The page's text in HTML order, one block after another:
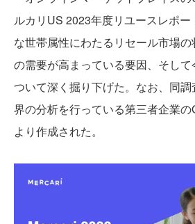
ルカリUS 2023年度リユースレポー
な世帯属性にわたるリセール市場
の需要が高まっている要因、そし
ついて深く掘り下げた。なお、同
界の分析を行っている第三者企業
より作成された。